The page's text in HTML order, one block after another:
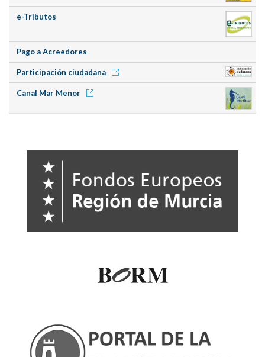
e-Tributos
Pago a Acreedores
Participación ciudadana
Canal Mar Menor